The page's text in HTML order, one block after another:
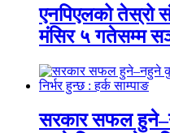
एनपिएलको तेस्रो
मंसिर ५ गतेसम्म
सरकार सफल